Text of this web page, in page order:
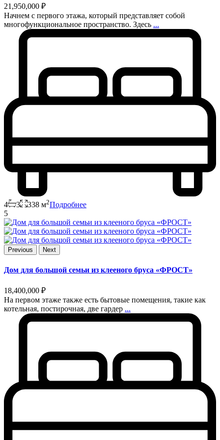
21,950,000 ₽
Начнем с первого этажа, который представляет собой
многофункциональное пространство. Здесь ...
4 3 338 м2Подробнее
5
Previous Next
Дом для большой семьи из клееного бруса «ФРОСТ»
18,400,000 ₽
На первом этаже также есть бытовые помещения, такие как
котельная, постирочная, две гардер ...